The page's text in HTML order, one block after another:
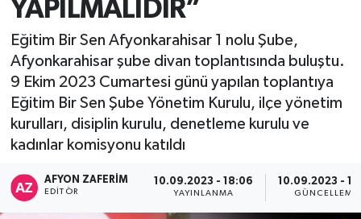
YAPILMALIDIR”
Eğitim Bir Sen Afyonkarahisar 1 nolu Şube,
Afyonkarahisar şube divan toplantısında buluştu.
9 Ekim 2023 Cumartesi günü yapılan toplantıya
Eğitim Bir Sen Şube Yönetim Kurulu, ilçe yönetim
kurulları, disiplin kurulu, denetleme kurulu ve
kadınlar komisyonu katıldı
AFYON ZAFERİM
EDITÖR
10.09.2023 - 18:06
YAYINLANMA
10.09.2023 -
GÜNCELLEME